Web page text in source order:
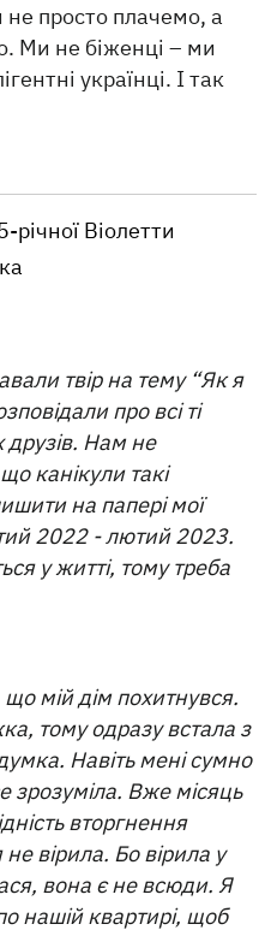
не просто плачемо, а
Ми не біженці – ми
українці. І так
Віолетти
твір на тему “Як я
про всі ті
друзів. Нам не
канікули такі
на папері мої
2022 - лютий 2023.
у житті, тому треба
мій дім похитнувся.
тому одразу встала з
Навіть мені сумно
зрозуміла. Вже місяць
вторгнення
не вірила. Бо вірила у
вона є не всюди. Я
нашій квартирі, щоб